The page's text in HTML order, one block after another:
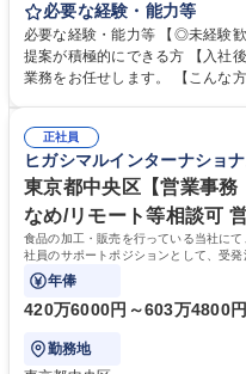
討、イベント運営などの幅広い
や成長に貢献している部署です。 会社の全メンバーが安心して長く成果を
発揮できる環境を整えるために
新たな施策検討を積極的に行っ
幅広い業務の体得が可能で、多
募集職種 【総務】未経験歓迎◎/
再雇用有
必要な経験・能力等
必要な経験・能力等 【◎未経験
提案が積極的にできる方 【入社
業務をお任せします。 【こんな方が活躍できる職種です】 ・仕組化が好
対処できる・新しいことに興味
取得や通信教育など費用の80%
賃の50%（月額7万円まで）を補助 学歴・資格 学歴：大学院 大学 語
力： 資格：
正社員
ヒガシマルインターナショ
東京都中央区【営業事
なめ/リモート等相談可
食品の加工・販売を行っている当社に
社員のサポートポジションとして、受
事業の根幹を支えていただきます。
年俸
420万6000円～603万4800円
勤務地